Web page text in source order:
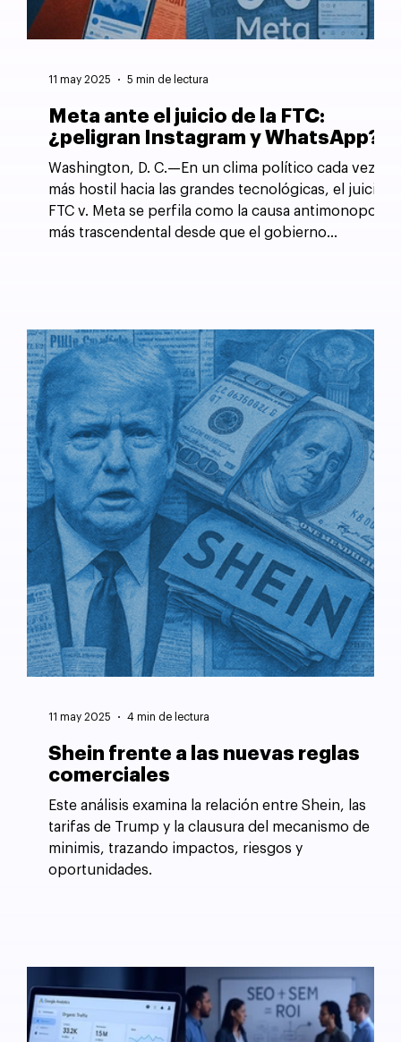
Meta ante el juicio de la FTC:
¿peligran Instagram y WhatsApp?
Washington, D. C.—En un clima político cada vez
más hostil hacia las grandes tecnológicas, el juicio
FTC v. Meta se perfila como la causa antimonopolio
más trascendental desde que el gobierno
11 may 2025 5 min de lectura
Shein frente a las nuevas reglas
comerciales
Este análisis examina la relación entre Shein, las
tarifas de Trump y la clausura del mecanismo de
minimis, trazando impactos, riesgos y
oportunidades.
11 may 2025 4 min de lectura